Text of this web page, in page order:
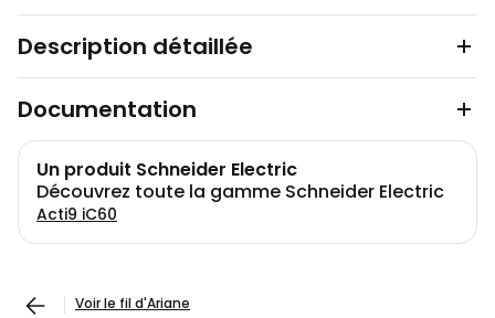
Description détaillée
Documentation
Un produit Schneider Electric
Découvrez toute la gamme Schneider Electric
Acti9 iC60
Voir le fil d'Ariane